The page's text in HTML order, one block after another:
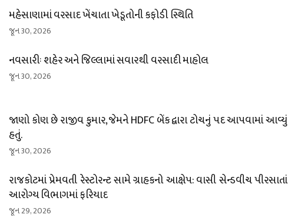
મહેસાણામાં વરસાદ ખેંચાતા ખેડૂતોની કફોડી સ્થિતિ
જૂન 30, 2026
નવસારીઃ શહેર અને જિલ્લામાં સવારથી વરસાદી માહોલ
જૂન 30, 2026
જાણો કોણ છે રાજીવ કુમાર, જેમને HDFC બેંક દ્વારા ટોચનું પદ આપવામાં આવ્યું
હતું.
જૂન 30, 2026
રાજકોટમાં પ્રેમવતી રેસ્ટોરન્ટ સામે ગ્રાહકનો આક્ષેપ: વાસી સેન્ડવીચ પીરસાતાં
આરોગ્ય વિભાગમાં ફરિયાદ
જૂન 29, 2026